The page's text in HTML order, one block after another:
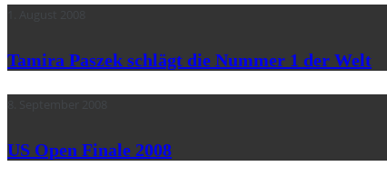
Tamira Paszek schlägt die Nummer 1 der Welt
US Open Finale 2008